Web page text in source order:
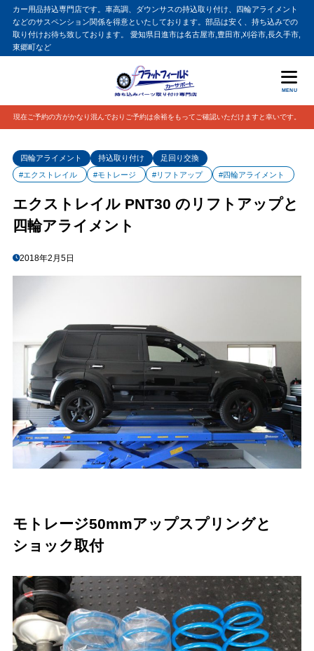
カー用品持込専門店です。車高調、ダウンサスの持込取り付け、四輪アライメント
などのサスペンション関係を得意といたしております。部品は安く、持ち込みでの
取り付けお待ち致しております。 愛知県日進市は名古屋市,豊田市,刈谷市,長久手市,
東郷町など
MENU
現在ご予約の方がかなり混んでおりご予約は余裕をもってご確認いただけますと幸いです。
四輪アライメント 持込取り付け
足回り交換
#エクストレイル
#モトレージ #リフトアップ #四輪アライメント
エクストレイル PNT30 のリフトアップと
四輪アライメント
2018年2月5日
モトレージ50mmアップスプリングと
ショック取付